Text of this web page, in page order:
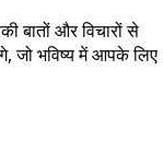
बातों और विचारों से
जो भविष्य में आपके लिए